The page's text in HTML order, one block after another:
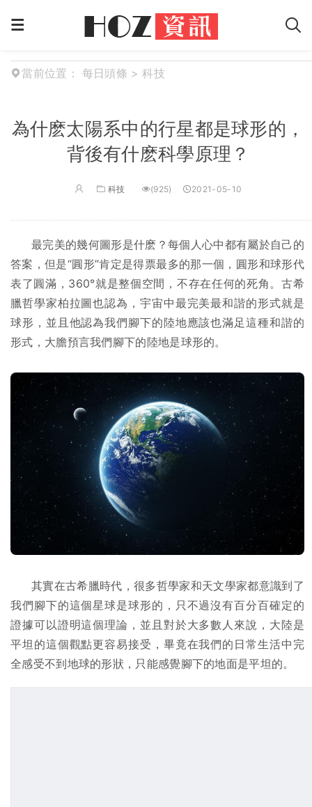
當前位置： 每日頭條 > 科技
為什麽太陽系中的行星都是球形的，
背後有什麽科學原理？
科技 (925) 2021-05-10
最完美的幾何圖形是什麽？每個人心中都有屬於自己的
答案，但是“圓形”肯定是得票最多的那一個，圓形和球形代
表了圓滿，360°就是整個空間，不存在任何的死角。古希
臘哲學家柏拉圖也認為，宇宙中最完美最和諧的形式就是
球形，並且他認為我們腳下的陸地應該也滿足這種和諧的
形式，大膽預言我們腳下的陸地是球形的。
其實在古希臘時代，很多哲學家和天文學家都意識到了
我們腳下的這個星球是球形的，只不過沒有百分百確定的
證據可以證明這個理論，並且對於大多數人來說，大陸是
平坦的這個觀點更容易接受，畢竟在我們的日常生活中完
全感受不到地球的形狀，只能感覺腳下的地面是平坦的。